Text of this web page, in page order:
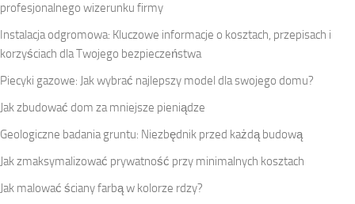
profesjonalnego wizerunku firmy
Instalacja odgromowa: Kluczowe informacje o kosztach, przepisach i
korzyściach dla Twojego bezpieczeństwa
Piecyki gazowe: Jak wybrać najlepszy model dla swojego domu?
Jak zbudować dom za mniejsze pieniądze
Geologiczne badania gruntu: Niezbędnik przed każdą budową
Jak zmaksymalizować prywatność przy minimalnych kosztach
Jak malować ściany farbą w kolorze rdzy?